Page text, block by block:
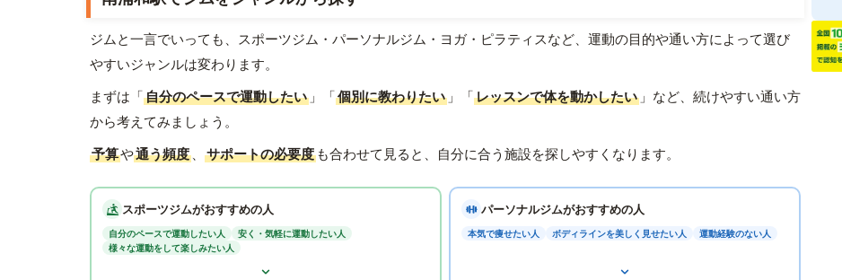
ジムと一言でいっても、スポーツジム・パーソナルジム・ヨガ・ピラティスなど、運動の目的や通い方によって選び
やすいジャンルは変わります。
まずは「自分のペースで運動したい 」「個別に教わりたい 」「レッスンで体を動かしたい 」など、続けやすい通い方
から考えてみましょう。
予算や通う頻度 、 サポートの必要度 も合わせて見ると、自分に合う施設を探しやすくなります。
スポーツジムがおすすめの人
自分のペースで運動したい人
安く・気軽に運動したい人
様々な運動をして楽しみたい人
パーソナルジムがおすすめの人
本気で痩せたい人 ボディラインを美しく見せたい人 運動経験のない人